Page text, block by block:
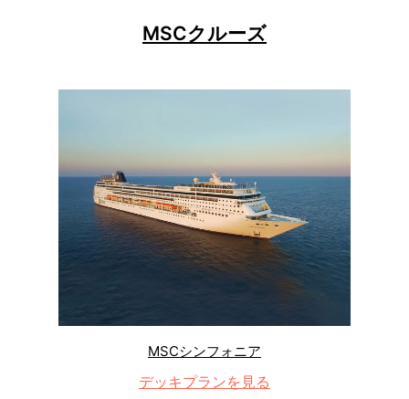
MSCクルーズ
MSCシンフォニア
デッキプランを見る